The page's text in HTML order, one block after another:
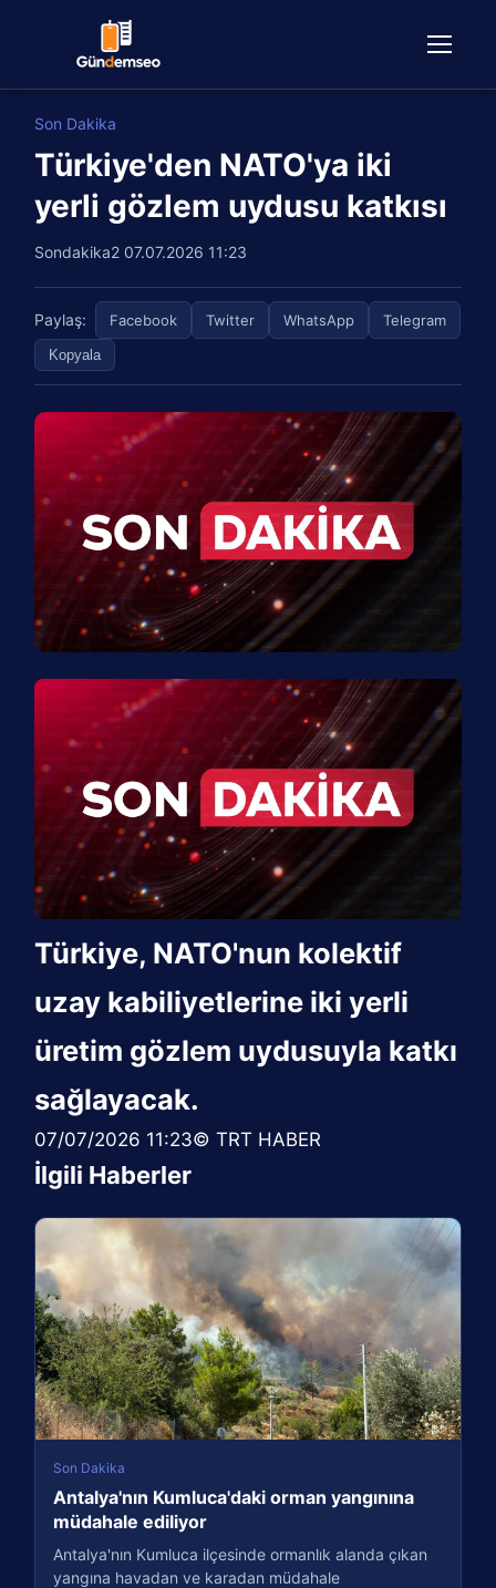
Son Dakika
Türkiye'den NATO'ya iki
yerli gözlem uydusu katkısı
Sondakika2 07.07.2026 11:23
Paylaş: Facebook Twitter WhatsApp Telegram
Kopyala
Türkiye, NATO'nun kolektif
uzay kabiliyetlerine iki yerli
üretim gözlem uydusuyla katkı
sağlayacak.
07/07/2026 11:23© TRT HABER
İlgili Haberler
Son Dakika
Antalya'nın Kumluca'daki orman yangınına
müdahale ediliyor
Antalya'nın Kumluca ilçesinde ormanlık alanda çıkan
yangına havadan ve karadan müdahale